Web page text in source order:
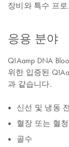
장비와 특수 프
응용 분야
QIAamp DNA
위한 입증된
과 같습니다.
신선 및 냉동
혈장 또는 혈청
골수